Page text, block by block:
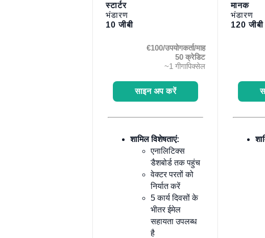
स्टार्टर
भंडारण
10 जीबी
€100/उपयोगकर्ता/माह
50 क्रेडिट
~1 गीगापिक्सेल
साइन अप करें
शामिल विशेषताएं:
एनालिटिक्स
डैशबोर्ड तक पहुंच
वेक्टर परतों को
निर्यात करें
5 कार्य दिवसों के
भीतर ईमेल
सहायता उपलब्ध
है
मानक
भंडारण
120 जीबी